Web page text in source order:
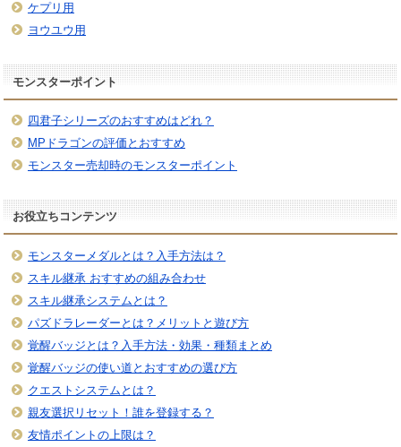
ケプリ用
ヨウユウ用
モンスターポイント
四君子シリーズのおすすめはどれ？
MPドラゴンの評価とおすすめ
モンスター売却時のモンスターポイント
お役立ちコンテンツ
モンスターメダルとは？入手方法は？
スキル継承 おすすめの組み合わせ
スキル継承システムとは？
パズドラレーダーとは？メリットと遊び方
覚醒バッジとは？入手方法・効果・種類まとめ
覚醒バッジの使い道とおすすめの選び方
クエストシステムとは？
親友選択リセット！誰を登録する？
友情ポイントの上限は？